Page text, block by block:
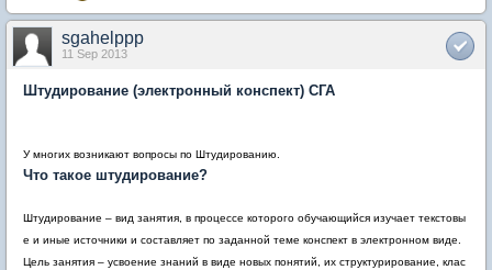
sgahelppp
11 Sep 2013
Штудирование (электронный конспект) СГА
У многих возникают вопросы по Штудированию.
Что такое штудирование?
Штудирование – вид занятия, в процессе которого обучающийся изучает текстовы
е и иные источники и составляет по заданной теме конспект в электронном виде.
Цель занятия – усвоение знаний в виде новых понятий, их структурирование, клас